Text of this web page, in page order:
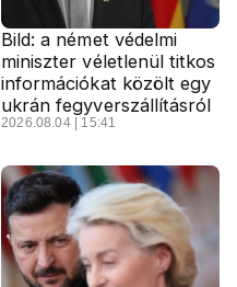
Bild: a német védelmi
miniszter véletlenül titkos
információkat közölt egy
ukrán fegyverszállításról
2026.08.04 | 15:41